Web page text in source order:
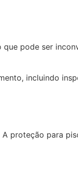
que pode ser
incluindo
proteção para